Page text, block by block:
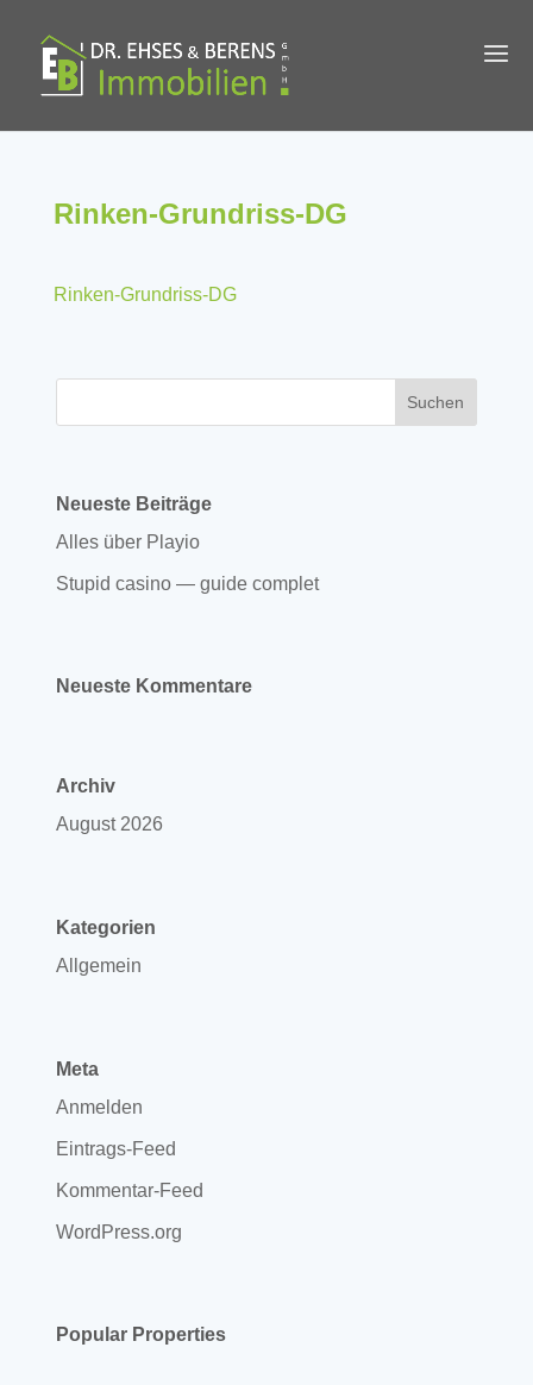
Rinken-Grundriss-DG
Rinken-Grundriss-DG
Neueste Beiträge
Alles über Playio
Stupid casino — guide complet
Neueste Kommentare
Archiv
August 2026
Kategorien
Allgemein
Meta
Anmelden
Eintrags-Feed
Kommentar-Feed
WordPress.org
Popular Properties